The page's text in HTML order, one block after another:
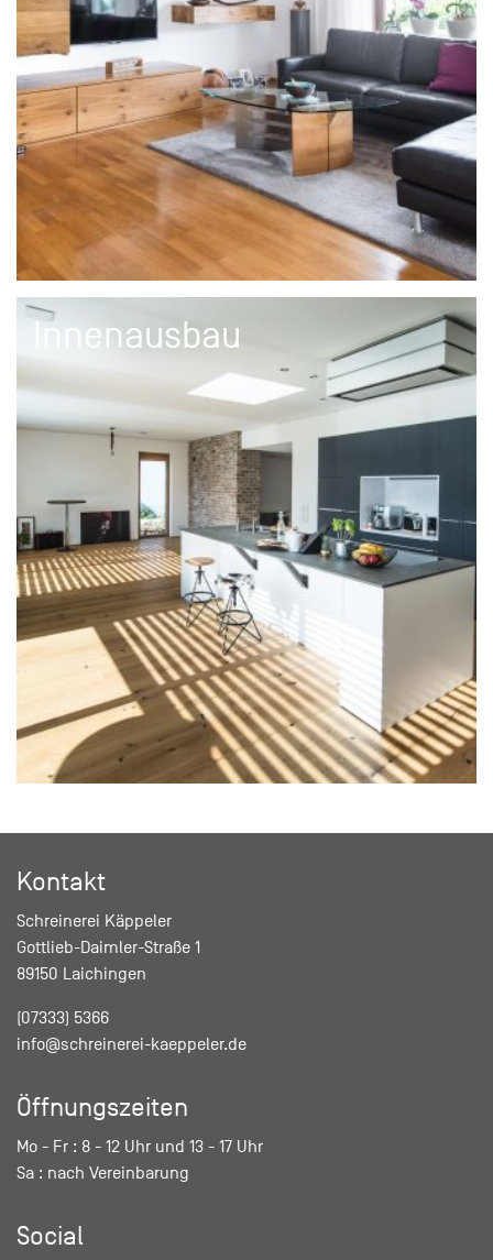
Innenausbau
Kontakt
Schreinerei Käppeler
Gottlieb-Daimler-Straße 1
89150 Laichingen
(07333) 5366
info@schreinerei-kaeppeler.de
Öffnungszeiten
Mo - Fr : 8 - 12 Uhr und 13 - 17 Uhr
Sa : nach Vereinbarung
Social